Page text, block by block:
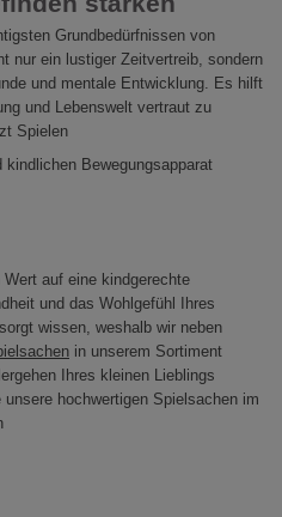
Grundbedürfnissen von
nur ein lustiger Zeitvertreib, sondern
und mentale Entwicklung. Es hilft
und Lebenswelt vertraut zu
Spielen
kindlichen Bewegungsapparat
auf eine kindgerechte
und das Wohlgefühl Ihres
wissen, weshalb wir neben
in unserem Sortiment
Ihres kleinen Lieblings
hochwertigen Spielsachen im